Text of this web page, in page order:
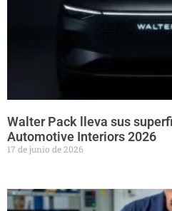
Walter Pack lleva sus
Automotive Interiors 2026
17 de junio de 2026